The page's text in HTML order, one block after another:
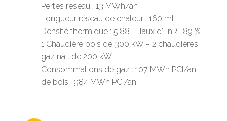
Pertes réseau : 13 MWh/an
Longueur réseau de chaleur : 160 ml
Densité thermique : 5,88 – Taux d’EnR : 89 %
1 Chaudière bois de 300 kW – 2 chaudières
gaz nat. de 200 kW
Consommations de gaz : 107 MWh PCI/an –
de bois : 984 MWh PCI/an